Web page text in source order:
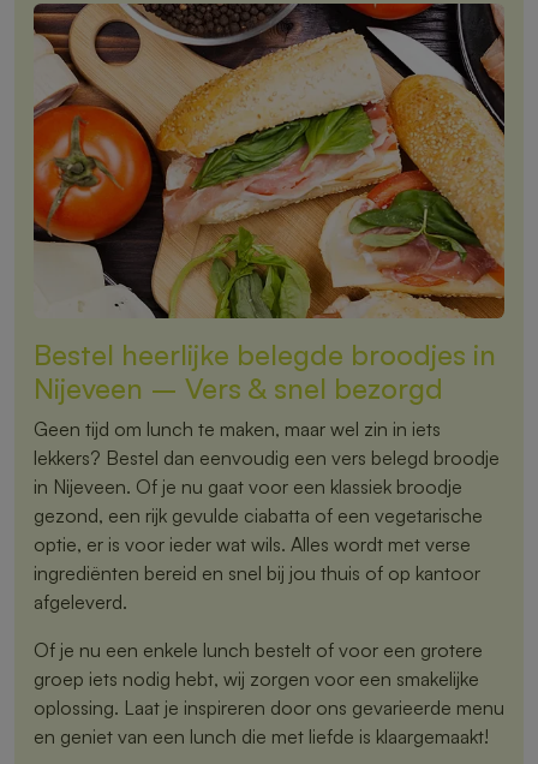
Bestel heerlijke belegde broodjes in
Nijeveen – Vers & snel bezorgd
Geen tijd om lunch te maken, maar wel zin in iets
lekkers? Bestel dan eenvoudig een vers belegd broodje
in Nijeveen. Of je nu gaat voor een klassiek broodje
gezond, een rijk gevulde ciabatta of een vegetarische
optie, er is voor ieder wat wils. Alles wordt met verse
ingrediënten bereid en snel bij jou thuis of op kantoor
afgeleverd.
Of je nu een enkele lunch bestelt of voor een grotere
groep iets nodig hebt, wij zorgen voor een smakelijke
oplossing. Laat je inspireren door ons gevarieerde menu
en geniet van een lunch die met liefde is klaargemaakt!